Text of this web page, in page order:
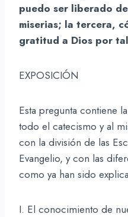
puedo ser liberado
miserias; la tercera,
gratitud a Dios por
EXPOSICIÓN
Esta pregunta contiene
todo el catecismo y al
con la división de las
Evangelio, y con las
como ya han sido
I. El conocimiento de